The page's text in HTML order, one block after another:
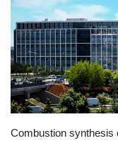
Enerji
Tubitak
Teknoloji Kurumu
Teknoloji
Combustion synthesis